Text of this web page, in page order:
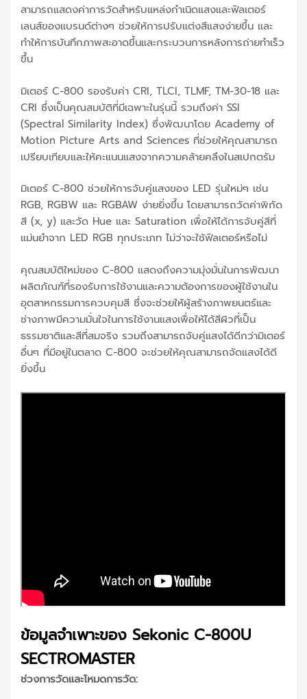
สามารถแสดงค่าการวัดสำหรับแหล่งกำเนิดแสงและฟิลเตอร์
เลนส์ของแบรนด์ต่างๆ ช่วยให้การปรับแต่งสีแสงง่ายขึ้น และ
ทำให้การบันทึกภาพสะอาดขึ้นและกระบวนการหลังการถ่ายทำเร็ว
ขึ้น
มิเตอร์ C-800 รองรับค่า CRI, TLCI, TLMF, TM-30-18 และ
CRI ซึ่งเป็นคุณสมบัติที่มีเฉพาะในรุ่นนี้ รวมถึงค่า SSI
(Spectral Similarity Index) ซึ่งพัฒนาโดย Academy of
Motion Picture Arts and Sciences ที่ช่วยให้คุณสามารถ
เปรียบเทียบและให้คะแนนแสงจากความคล้ายคลึงในสเปกตรัม
มิเตอร์ C-800 ช่วยให้การจับคู่แสงของ LED รุ่นใหม่ๆ เช่น
RGB, RGBW และ RGBAW ง่ายยิ่งขึ้น โดยสามารถวัดค่าพิกัด
สี (x, y) และวัด Hue และ Saturation เพื่อให้ได้การจับคู่สีที่
แม่นยำจาก LED RGB ทุกประเภท ไม่ว่าจะใช้ฟิลเตอร์หรือไม่
คุณสมบัติใหม่ของ C-800 แสดงถึงความมุ่งมั่นในการพัฒนา
ผลิตภัณฑ์ที่รองรับการใช้งานและความต้องการของผู้ใช้งานใน
อุตสาหกรรมการควบคุมสี ซึ่งจะช่วยให้ผู้สร้างภาพยนตร์และ
ช่างภาพมีความมั่นใจในการใช้งานแสงเพื่อให้ได้สีผิวที่เป็น
ธรรมชาติและสีที่สมจริง รวมถึงสามารถจับคู่แสงได้ดีกว่ามิเตอร์
อื่นๆ ที่มีอยู่ในตลาด C-800 จะช่วยให้คุณสามารถจัดแสงได้ดี
ยิ่งขึ้น
ข้อมูลจำเพาะของ Sekonic C-800U
SECTROMASTER
ช่วงการวัดและโหมดการวัด: